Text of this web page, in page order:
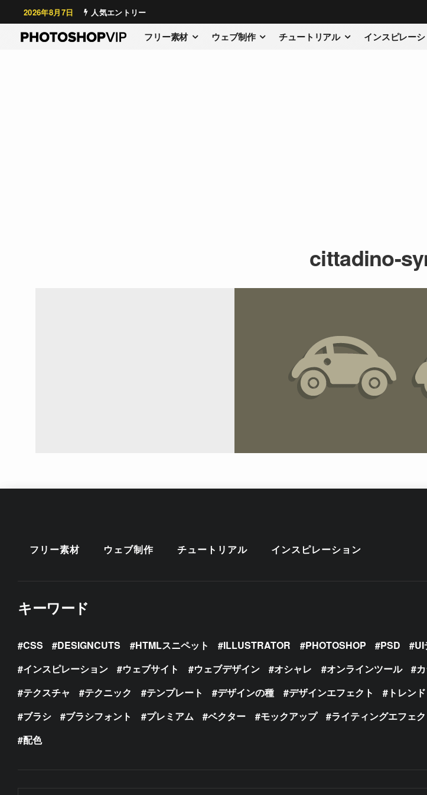
2026年8月7日 人気エントリー
フリー素材 ウェブ制作 チュートリアル インスピレー
cittadino-
フリー素材 ウェブ制作 チュートリアル インスピレーション
キーワード
CSS DESIGNCUTS HTMLスニペット ILLUSTRATOR PHOTOSHOP PSD UI
インスピレーション
ウェブサイト ウェブデザイン オシャレ オンラインツール
テクスチャ
テクニック テンプレート デザインの種 デザインエフェクト トレンド
ブラシ
ブラシフォント プレミアム ベクター モックアップ ライティングエフェク
配色